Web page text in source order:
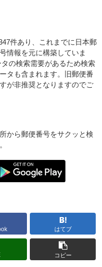
件あり、これまでに日本郵
情報を元に構築していま
の検索需要があるため検索
タも含まれます。旧郵便番
が非推奨となりますのでご
から郵便番号をサクッと検
はてブ
コピー